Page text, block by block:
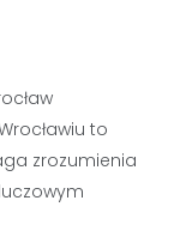
to
zrozumienia